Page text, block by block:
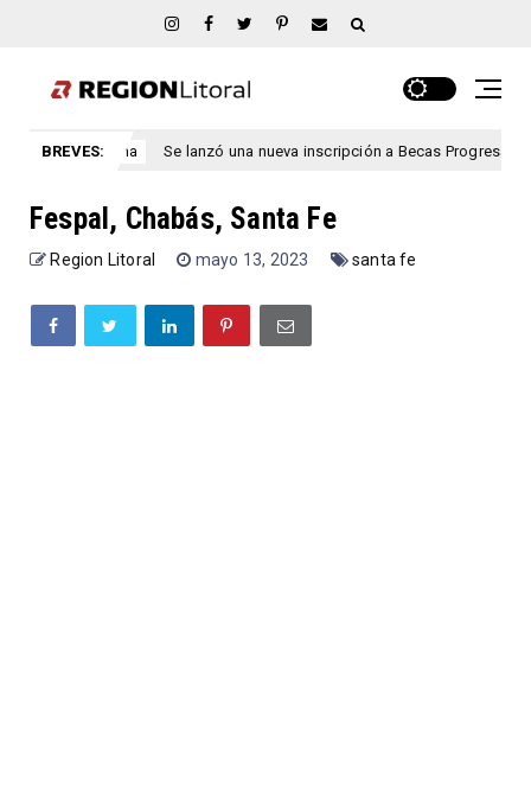
BREVES:
argentina Se lanzó una nueva inscripción a Becas Progresar 2026
Fespal, Chabás, Santa Fe
Region Litoral mayo 13, 2023 santa fe